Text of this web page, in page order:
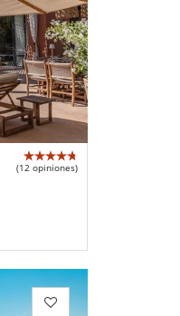
(12 opiniones)